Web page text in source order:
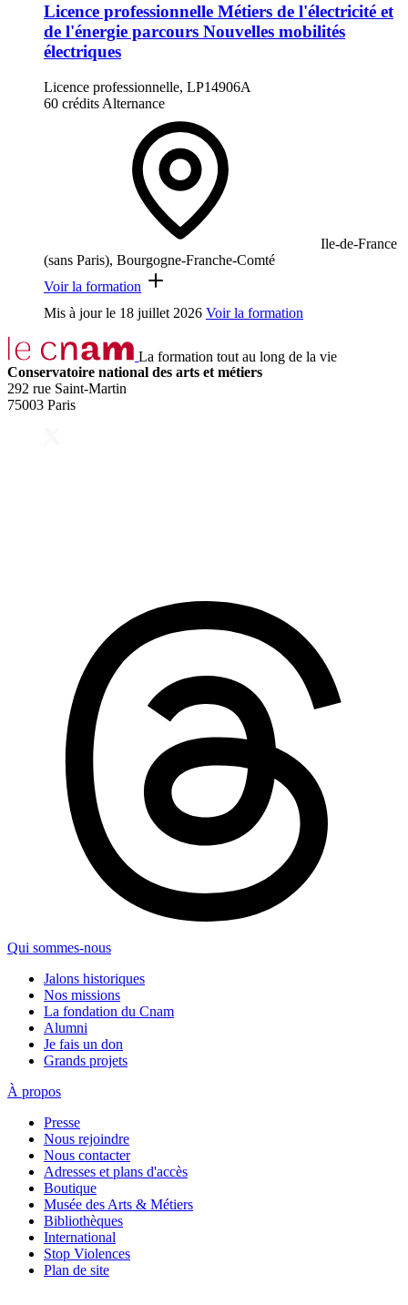
Licence professionnelle Métiers de l'électricité et
de l'énergie parcours Nouvelles mobilités
électriques
Licence professionnelle, LP14906A
60 crédits Alternance
Ile-de-France
(sans Paris), Bourgogne-Franche-Comté
Voir la formation
Mis à jour le 18 juillet 2026 Voir la formation
La formation tout au long de la vie
Conservatoire national des arts et métiers
292 rue Saint-Martin
75003 Paris
Qui sommes-nous
Jalons historiques
Nos missions
La fondation du Cnam
Alumni
Je fais un don
Grands projets
À propos
Presse
Nous rejoindre
Nous contacter
Adresses et plans d'accès
Boutique
Musée des Arts & Métiers
Bibliothèques
International
Stop Violences
Plan de site